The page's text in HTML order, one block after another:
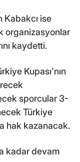
Kabakcı ise
organizasyonlar
kaydetti.
Kupası'nın
sporcular 3-
Türkiye
hak kazanacak.
kadar devam